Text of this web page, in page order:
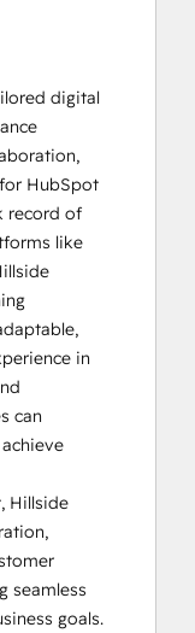
digital
HubSpot
record of
like
in
can
Hillside
seamless
goals.